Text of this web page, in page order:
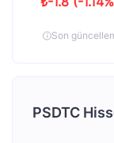
Son
PSDTC